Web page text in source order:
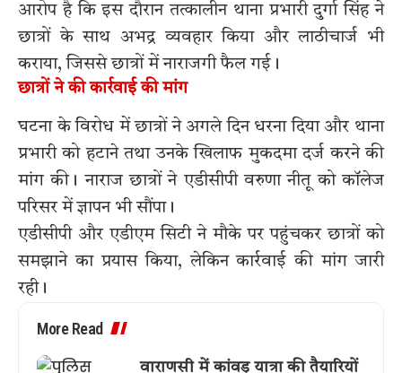
आरोप है कि इस दौरान तत्कालीन थाना प्रभारी दुर्गा सिंह ने
छात्रों के साथ अभद्र व्यवहार किया और लाठीचार्ज भी
कराया, जिससे छात्रों में नाराजगी फैल गई।
छात्रों ने की कार्रवाई की मांग
घटना के विरोध में छात्रों ने अगले दिन धरना दिया और थाना
प्रभारी को हटाने तथा उनके खिलाफ मुकदमा दर्ज करने की
मांग की। नाराज छात्रों ने एडीसीपी वरुणा नीतू को कॉलेज
परिसर में ज्ञापन भी सौंपा।
एडीसीपी और एडीएम सिटी ने मौके पर पहुंचकर छात्रों को
समझाने का प्रयास किया, लेकिन कार्रवाई की मांग जारी
रही।
More Read
वाराणसी में कांवड़ यात्रा की तैयारियों